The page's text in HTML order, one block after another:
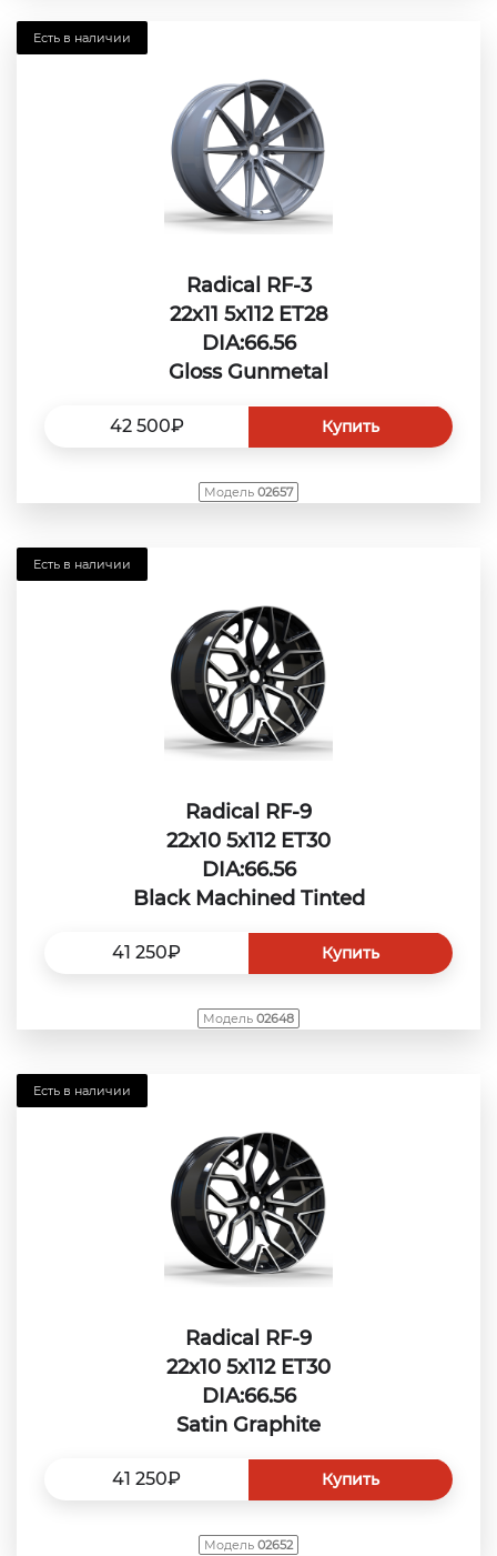
Radical RF-3
22x11 5x112 ET28
DIA:66.56
Gloss Gunmetal
42 500₽ Купить
Есть в наличии
Модель 02657
Radical RF-9
22x10 5x112 ET30
DIA:66.56
Black Machined Tinted
41 250₽ Купить
Есть в наличии
Модель 02648
Radical RF-9
22x10 5x112 ET30
DIA:66.56
Satin Graphite
41 250₽ Купить
Есть в наличии
Модель 02652